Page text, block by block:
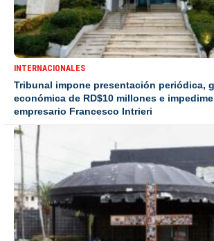
INTERNACIONALES
Tribunal impone presentación periódica,
económica de RD$10 millones e
empresario Francesco Intrieri